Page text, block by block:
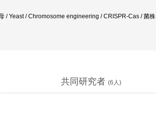
/ Yeast / Chromosome engineering / CRISPR-Cas / 菌株
共同研究者 (6 人)